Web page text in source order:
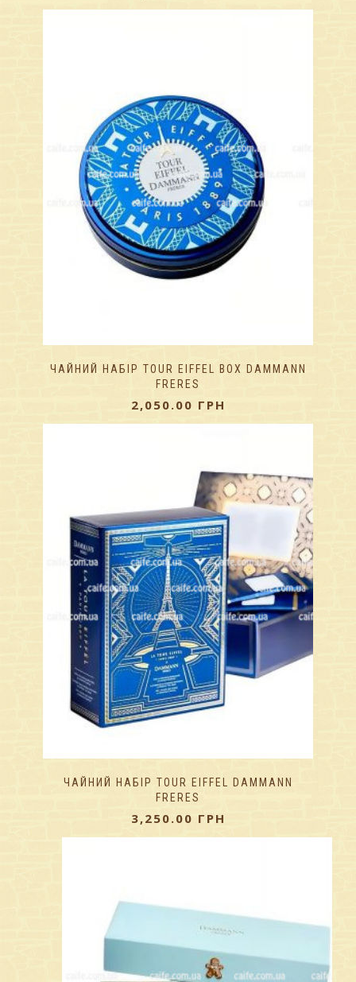
ЧАЙНИЙ НАБІР TOUR EIFFEL BOX DAMMANN
FRERES
2,050.00 ГРН
ЧАЙНИЙ НАБІР TOUR EIFFEL DAMMANN
FRERES
3,250.00 ГРН